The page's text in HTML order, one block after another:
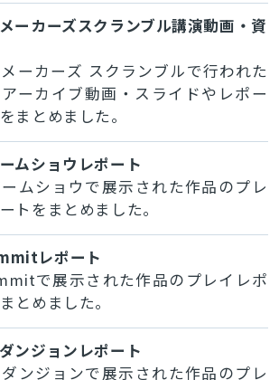
ーカーズスクランブル講演動画・資
ーカーズ スクランブルで行われた
ーカイブ動画・スライドやレポー
まとめました。
ムショウレポート
ムショウで展示された作品のプレ
トをまとめました。
レポート
で展示された作品のプレイレポ
とめました。
ンジョンレポート
ンジョンで展示された作品のプレ